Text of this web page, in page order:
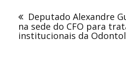
PostDeputado Alexandre
na sede do CFO para
institucionais da